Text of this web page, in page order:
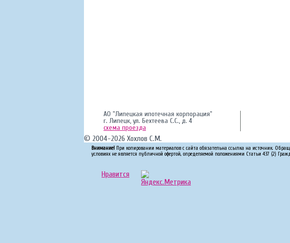
АО "Липецкая ипотечная корпорация"
г. Липецк, ул. Бехтеева С.С., д. 4
схема проезда
Внимание! При копировании материалов с сайта обязательна ссылка на источник.
условиях не является публичной офертой, определяемой положениями Статьи 437 (2)
Нравится
© 2004-2026 Хохлов С.М.